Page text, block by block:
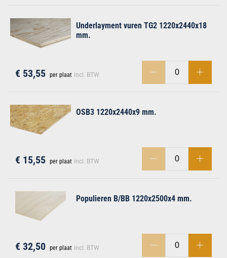
Underlayment vuren TG2 1220x2440x18
mm.
€ 53,55 per plaat incl. BTW
OSB3 1220x2440x9 mm.
€ 15,55 per plaat incl. BTW
Populieren B/BB 1220x2500x4 mm.
€ 32,50 per plaat incl. BTW